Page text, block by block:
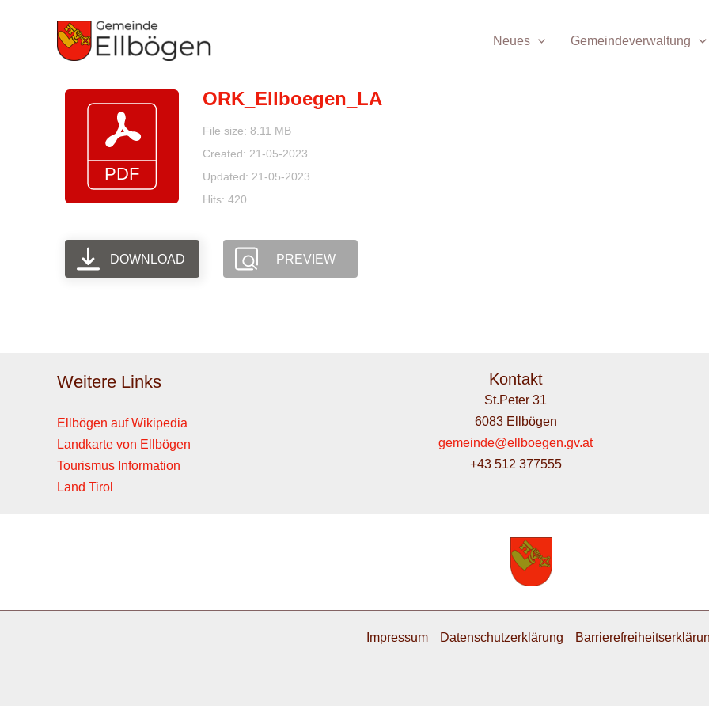
Neues Gemeindeverwaltung
ORK_Ellboegen_LA
File size: 8.11 MB
Created: 21-05-2023
Updated: 21-05-2023
Hits: 420
DOWNLOAD PREVIEW
Weitere Links
Ellbögen auf Wikipedia
Landkarte von Ellbögen
Tourismus Information
Land Tirol
Kontakt
St.Peter 31
6083 Ellbögen
gemeinde@ellboegen.gv.at
+43 512 377555
Impressum Datenschutzerklärung